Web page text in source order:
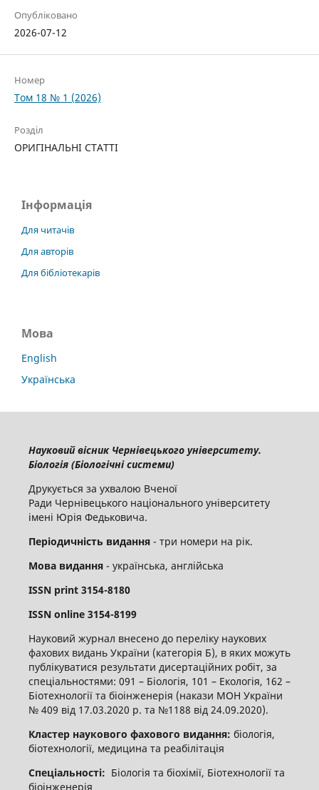
Опубліковано
2026-07-12
Номер
Том 18 № 1 (2026)
Розділ
ОРИГІНАЛЬНІ СТАТТІ
Інформація
Для читачів
Для авторів
Для бібліотекарів
Мова
English
Українська
Науковий вісник Чернівецького університету.
Біологія (Біологічні системи)
Друкується за ухвалою Вченої
Ради Чернівецького національного університету
імені Юрія Федьковича.
Періодичність видання- три номери на рік.
Мова видання- українська, англійська
ISSN print 3154-8180
ISSN online3154-8199
Науковий журнал внесено до переліку наукових
фахових видань України (категорія Б), в яких можуть
публікуватися результати дисертаційних робіт, за
спеціальностями: 091 – Біологія, 101 – Екологія, 162 –
Біотехнології та біоінженерія (накази МОН України
№ 409 від 17.03.2020 р. та №1188 від 24.09.2020).
Кластер наукового фахового видання: біологія,
біотехнології, медицина та реабілітація
Спеціальності: Біологія та біохімії, Біотехнології та
біоінженерія